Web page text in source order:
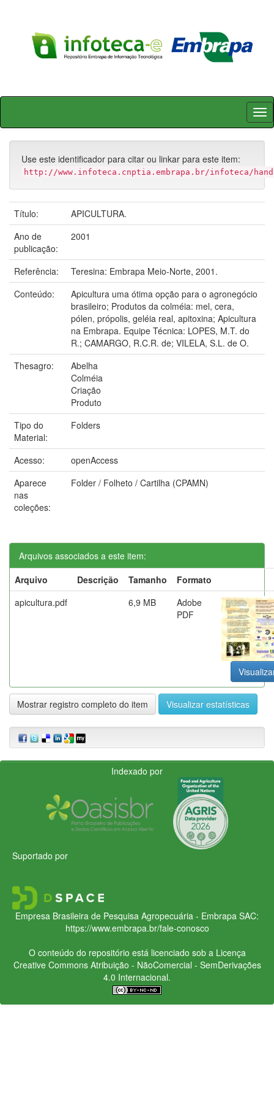
Skip
Use este identificador para citar ou linkar para este item:
http://www.infoteca.cnptia.embrapa.br/infoteca/
Título:
APICULTURA.
Ano de
publicação:
2001
Referência:
Teresina: Embrapa Meio-Norte, 2001.
Conteúdo:
Apicultura uma ótima opção para o agronegócio
brasileiro; Produtos da colméia: mel, cera,
pólen, própolis, geléia real, apitoxina; Apicultura
na Embrapa. Equipe Técnica: LOPES, M.T. do
R.; CAMARGO, R.C.R. de; VILELA, S.L. de O.
Thesagro:
Abelha
Colméia
Criação
Produto
Tipo do
Material:
Folders
Acesso:
openAccess
Aparece
nas
coleções:
Folder / Folheto / Cartilha (CPAMN)
Arquivos associados a este item:
Arquivo
Descrição Tamanho
Formato
apicultura.pdf
6,9 MB
Adobe
PDF
Mostrar registro completo do item Visualizar estatísticas
Indexado por
Suportado por
Empresa Brasileira de Pesquisa Agropecuária - Embrapa SAC:
https://www.embrapa.br/fale-conosco
O conteúdo do repositório está licenciado sob a Licença
Creative CommonsAtribuição - NãoComercial - SemDerivações
4.0 Internacional.